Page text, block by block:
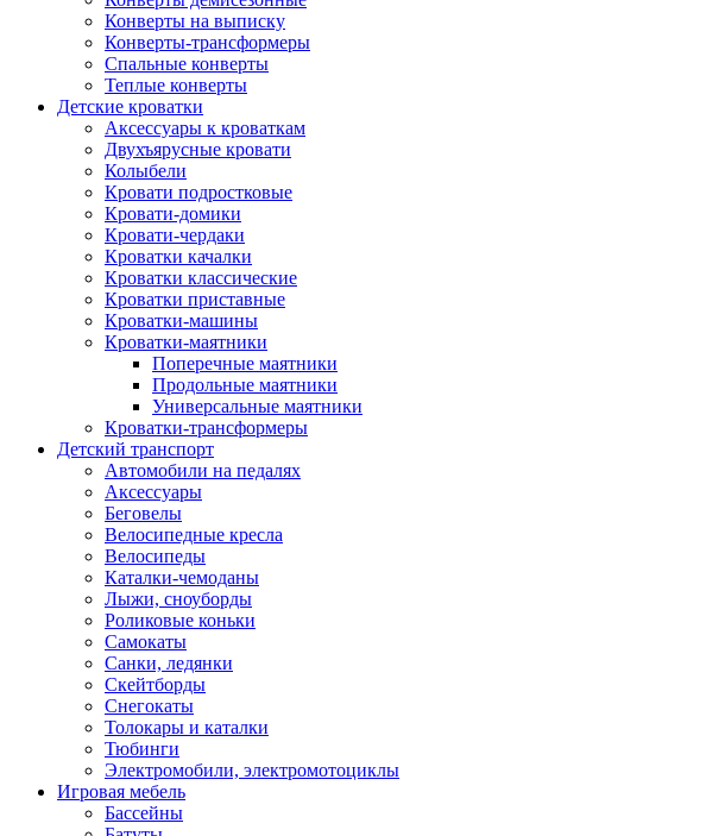
Конверты на выписку
Конверты-трансформеры
Спальные конверты
Теплые конверты
Детские кроватки
Аксессуары к кроваткам
Двухъярусные кровати
Колыбели
Кровати подростковые
Кровати-домики
Кровати-чердаки
Кроватки качалки
Кроватки классические
Кроватки приставные
Кроватки-машины
Кроватки-маятники
Поперечные маятники
Продольные маятники
Универсальные маятники
Кроватки-трансформеры
Детский транспорт
Автомобили на педалях
Аксессуары
Беговелы
Велосипедные кресла
Велосипеды
Каталки-чемоданы
Лыжи, сноуборды
Роликовые коньки
Самокаты
Санки, ледянки
Скейтборды
Снегокаты
Толокары и каталки
Тюбинги
Электромобили, электромотоциклы
Игровая мебель
Бассейны